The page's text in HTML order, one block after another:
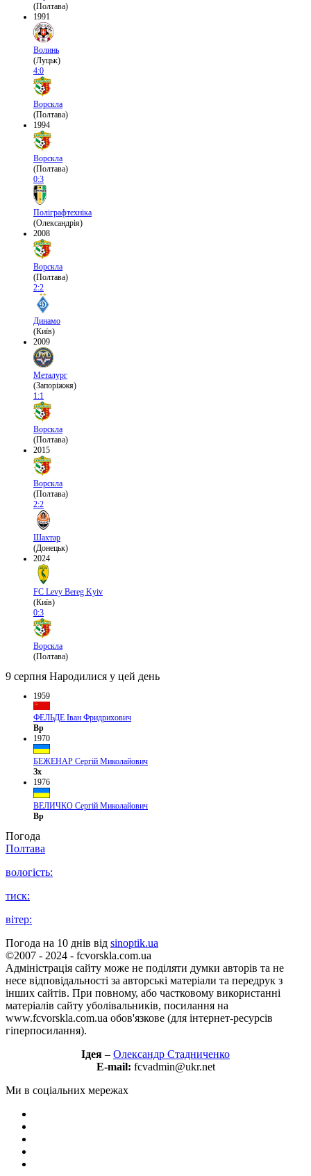
(Полтава)
1991
Волинь
(Луцьк)
4:0
Ворскла
(Полтава)
1994
Ворскла
(Полтава)
0:3
Поліграфтехніка
(Олександрія)
2008
Ворскла
(Полтава)
2:2
Динамо
(Київ)
2009
Металург
(Запоріжжя)
1:1
Ворскла
(Полтава)
2015
Ворскла
(Полтава)
2:2
Шахтар
(Донецьк)
2024
FC Levy Bereg Kyiv
(Київ)
0:3
Ворскла
(Полтава)
9 серпня Народилися у цей день
1959
ФЕЛЬДЕ Іван Фридрихович
Вр
1970
БЕЖЕНАР Сергій Миколайович
Зх
1976
ВЕЛИЧКО Сергій Миколайович
Вр
Погода
Полтава
вологість:
тиск:
вітер:
Погода на 10 днів від sinoptik.ua
©2007 - 2024 - fcvorskla.com.ua
Адміністрація сайту може не поділяти думки авторів та не
несе відповідальності за авторські матеріали та передрук з
інших сайтів. При повному, або частковому використанні
матеріалів сайту уболівальників, посилання на
www.fcvorskla.com.ua обов'язкове (для інтернет-ресурсів
гіперпосилання).
Ідея – Олександр Стадниченко
E-mail: fcvadmin@ukr.net
Ми в соціальних мережах